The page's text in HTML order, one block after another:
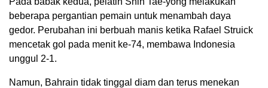
beberapa pergantian pemain untuk menambah daya
gedor. Perubahan ini berbuah manis ketika Rafael Struick
mencetak gol pada menit ke-74, membawa Indonesia
unggul 2-1.
Namun, Bahrain tidak tinggal diam dan terus menekan